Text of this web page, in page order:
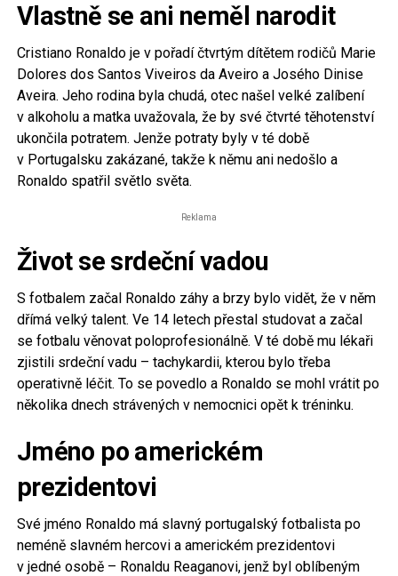
Vlastně se ani neměl narodit
Cristiano Ronaldo je v pořadí čtvrtým dítětem rodičů Marie
Dolores dos Santos Viveiros da Aveiro a Josého Dinise
Aveira. Jeho rodina byla chudá, otec našel velké zalíbení
v alkoholu a matka uvažovala, že by své čtvrté těhotenství
ukončila potratem. Jenže potraty byly v té době
v Portugalsku zakázané, takže k němu ani nedošlo a
Ronaldo spatřil světlo světa.
Reklama
Život se srdeční vadou
S fotbalem začal Ronaldo záhy a brzy bylo vidět, že v něm
dřímá velký talent. Ve 14 letech přestal studovat a začal
se fotbalu věnovat poloprofesionálně. V té době mu lékaři
zjistili srdeční vadu – tachykardii, kterou bylo třeba
operativně léčit. To se povedlo a Ronaldo se mohl vrátit po
několika dnech strávených v nemocnici opět k tréninku.
Jméno po americkém
prezidentovi
Své jméno Ronaldo má slavný portugalský fotbalista po
neméně slavném hercovi a americkém prezidentovi
v jedné osobě – Ronaldu Reaganovi, jenž byl oblíbeným